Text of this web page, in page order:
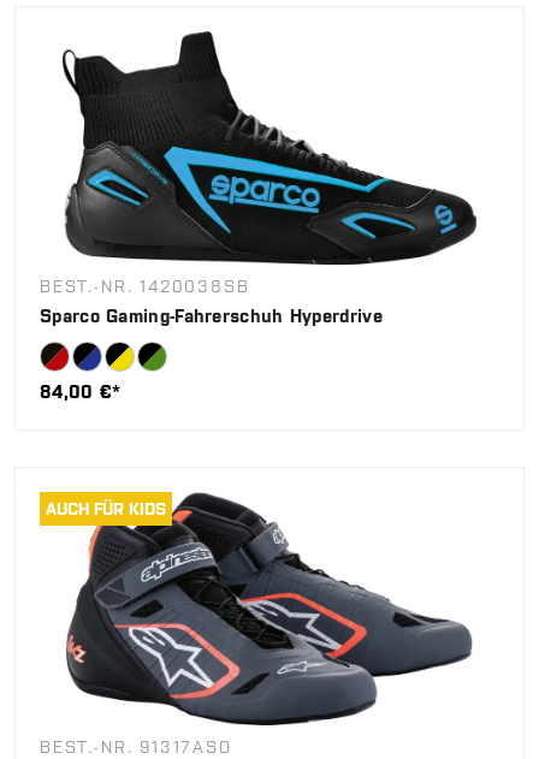
BEST.-NR. 1420038SB
Sparco Gaming-Fahrerschuh Hyperdrive
84,00 €*
AUCH FÜR KIDS
BEST.-NR. 91317ASO